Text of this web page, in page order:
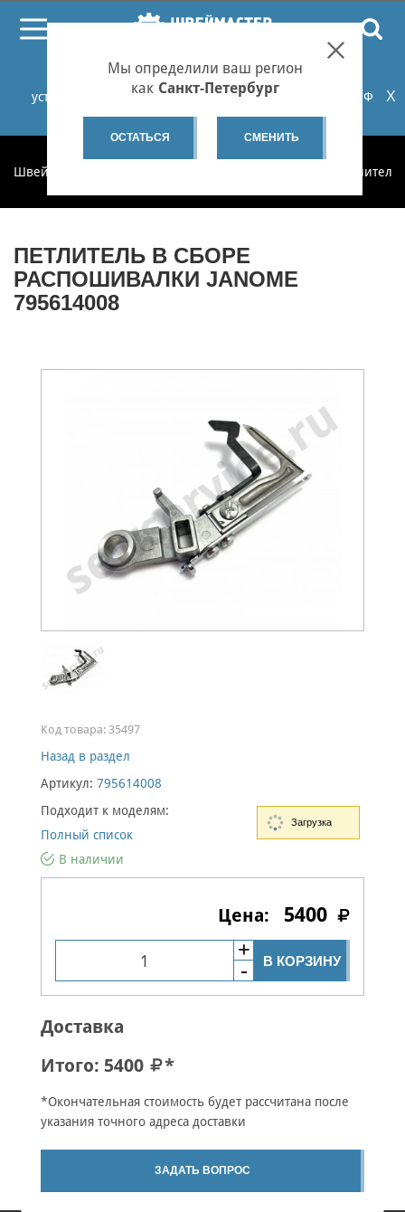
При проблемах с онлайн-оплатой заказов на сайте
установите российские сертификаты НУЦ Минцифры РФ
или используйте Яндекс.Браузер.Подробнее...
X
Мы определили ваш регион
как Санкт-Петербург
ОСТАТЬСЯ СМЕНИТЬ
Швеймастер
ПЕТЛИТЕЛЬ В СБОРЕ
РАСПОШИВАЛКИ JANOME
795614008
Код товара: 35497
Назад в раздел
Артикул: 795614008
Подходит к моделям:
Полный список
В наличии
5400
В КОРЗИНУ
Доставка
Итого: 5400 *
*Окончательная стоимость будет рассчитана после
указания точного адреса доставки
ЗАДАТЬ ВОПРОС
Загрузка